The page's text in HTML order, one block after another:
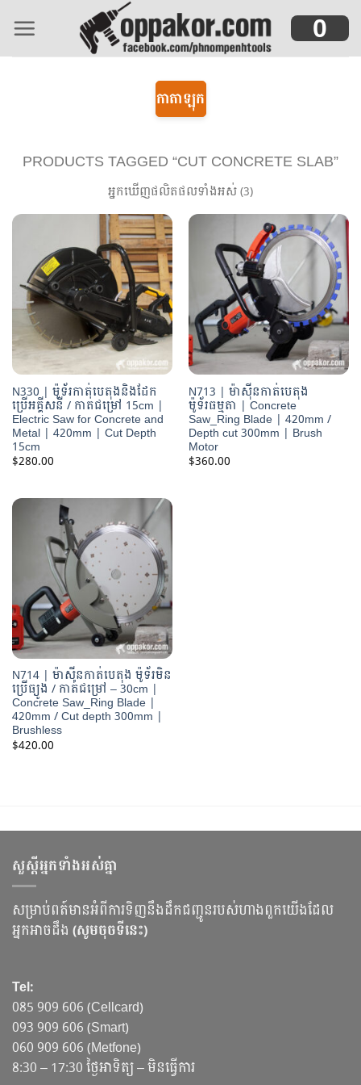
0
PRODUCTS TAGGED “CUT CONCRETE SLAB”
កាតាឡុក
អ្នកឃើញផលិតផលទាំងអស់ (3)
N330 | ម៉ូទ័រកាត់បេតុងនិងដែក
ប្រើអគ្គីសនី / កាត់ជម្រៅ 15cm |
Electric Saw for Concrete and
Metal | 420mm | Cut Depth
15cm
$280.00
N713 | ម៉ាស៊ីនកាត់បេតុង
ម៉ូទ័រធម្មតា | Concrete
Saw_Ring Blade | 420mm /
Depth cut 300mm | Brush
Motor
$360.00
N714 | ម៉ាស៊ីនកាត់បេតុង ម៉ូទ័រមិន
ប្រើធ្យូង / កាត់ជម្រៅ – 30cm |
Concrete Saw_Ring Blade |
420mm / Cut depth 300mm |
Brushless
$420.00
សួស្ដីអ្នកទាំងអស់គ្នា
សម្រាប់ពត៍មានអំពីការទិញនឹងដឹកជញ្ជូនរបស់ហាងពួកយើងដែល
អ្នកអាចដឹង (សូមចុចទីនេះ)
Tel:
085 909 606 (Cellcard)
093 909 606 (Smart)
060 909 606 (Metfone)
8:30 – 17:30 ថ្ងៃអាទិត្យ – មិនធ្វើការ